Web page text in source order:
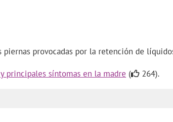
provocadas por la retención de
principales síntomas en la madre ( 264).